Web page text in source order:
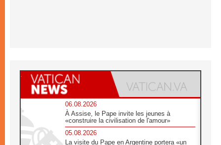
06.08.2026
À Assise, le Pape invite les jeunes à
«construire la civilisation de l'amour»
05.08.2026
La visite du Pape en Argentine portera «un